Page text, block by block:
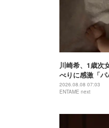
川崎希、1歳次
べりに感激「
マ！」
2026.08.08 07:03
ENTAME next